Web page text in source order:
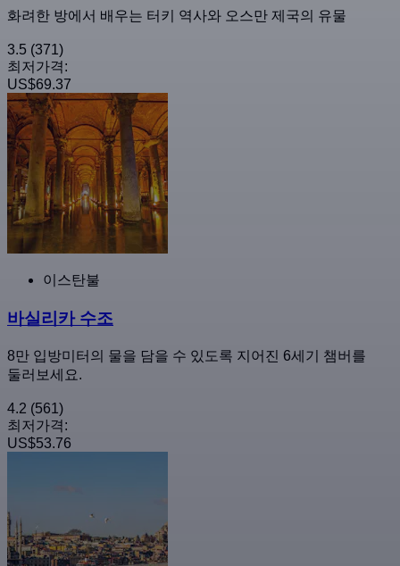
화려한 방에서 배우는 터키 역사와 오스만 제국의 유물
3.5 (371)
최저가격:
US$69.37
이스탄불
바실리카 수조
8만 입방미터의 물을 담을 수 있도록 지어진 6세기 챔버를
둘러보세요.
4.2 (561)
최저가격:
US$53.76